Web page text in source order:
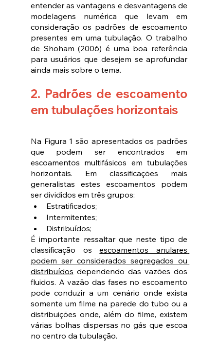
entender as vantagens e desvantagens de
modelagens numérica que levam em
consideração os padrões de escoamento
presentes em uma tubulação. O trabalho
de Shoham (2006) é uma boa referência
para usuários que desejem se aprofundar
ainda mais sobre o tema.
2. Padrões de escoamento
em tubulações horizontais
Na Figura 1 são apresentados os padrões
que podem ser encontrados em
escoamentos multifásicos em tubulações
horizontais. Em classificações mais
generalistas estes escoamentos podem
ser divididos em três grupos:
Estratificados;
Intermitentes;
Distribuídos;
É importante ressaltar que neste tipo de
classificação os escoamentos anulares
podem ser considerados segregados ou
distribuídos dependendo das vazões dos
fluidos. A vazão das fases no escoamento
pode conduzir a um cenário onde exista
somente um filme na parede do tubo ou a
distribuições onde, além do filme, existem
várias bolhas dispersas no gás que escoa
no centro da tubulação.